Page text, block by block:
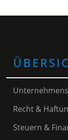
Recht &
Steuern &